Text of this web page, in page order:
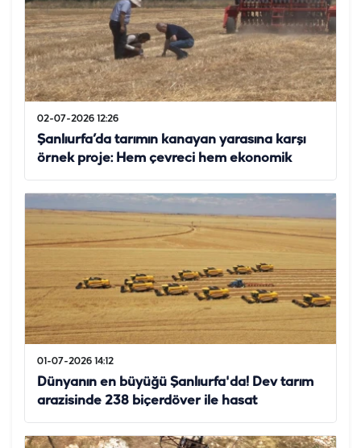
02-07-2026 12:26
Şanlıurfa’da tarımın kanayan yarasına karşı
örnek proje: Hem çevreci hem ekonomik
01-07-2026 14:12
Dünyanın en büyüğü Şanlıurfa'da! Dev tarım
arazisinde 238 biçerdöver ile hasat